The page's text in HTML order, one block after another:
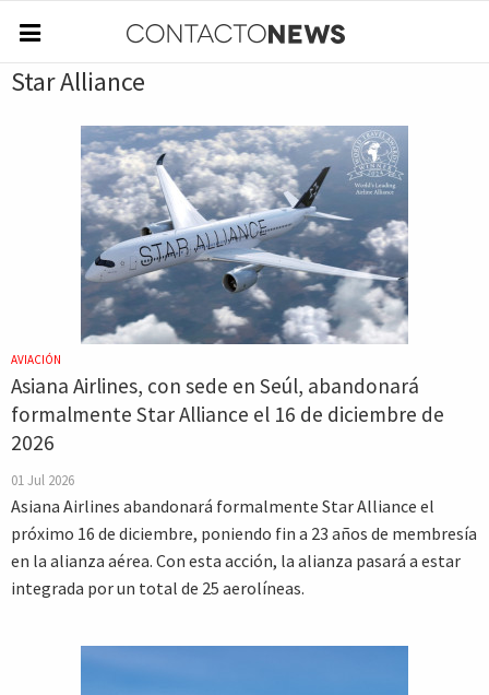
Star Alliance
AVIACIÓN
Asiana Airlines, con sede en Seúl, abandonará
formalmente Star Alliance el 16 de diciembre de
2026
01 Jul 2026
Asiana Airlines abandonará formalmente Star Alliance el
próximo 16 de diciembre, poniendo fin a 23 años de membresía
en la alianza aérea. Con esta acción, la alianza pasará a estar
integrada por un total de 25 aerolíneas.